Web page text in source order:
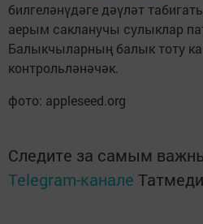
билгеләнүдәге дәүләт
аерым сакланучы сулыклар
Балыкчыларның балык тоту
контрольләнәчәк.
фото: appleseed.org
Следите за самым
Telegram-канале